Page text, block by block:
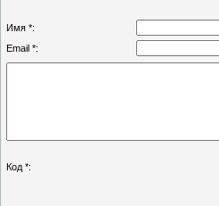
Имя *:
Email *:
Код *: